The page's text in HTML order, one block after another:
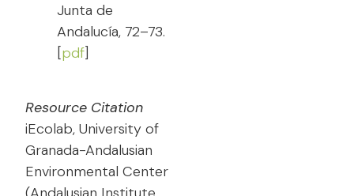
Junta de
Andalucía, 72–73.
[pdf]
Resource Citation
iEcolab, University of
Granada-Andalusian
Environmental Center